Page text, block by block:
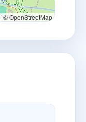
|© OpenStreetMap